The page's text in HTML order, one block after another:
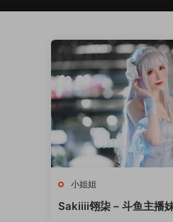
小姐姐
Sakiiii翎柒 – 斗鱼主播